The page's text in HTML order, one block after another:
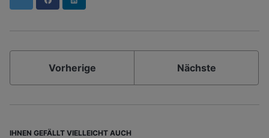
Vorherige Nächste
IHNEN GEFÄLLT VIELLEICHT AUCH